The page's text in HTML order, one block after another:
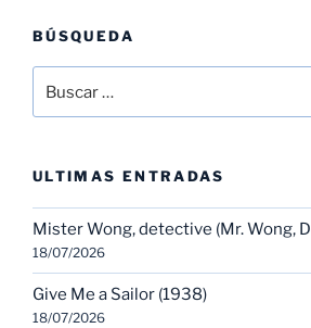
BÚSQUEDA
por:
ULTIMAS ENTRADAS
Mister Wong, detective (Mr. Wong,
18/07/2026
Give Me a Sailor (1938)
18/07/2026